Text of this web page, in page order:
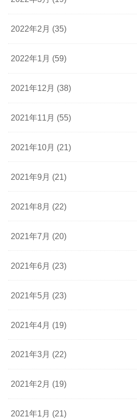
2022年2月 (35)
2022年1月 (59)
2021年12月 (38)
2021年11月 (55)
2021年10月 (21)
2021年9月 (21)
2021年8月 (22)
2021年7月 (20)
2021年6月 (23)
2021年5月 (23)
2021年4月 (19)
2021年3月 (22)
2021年2月 (19)
2021年1月 (21)